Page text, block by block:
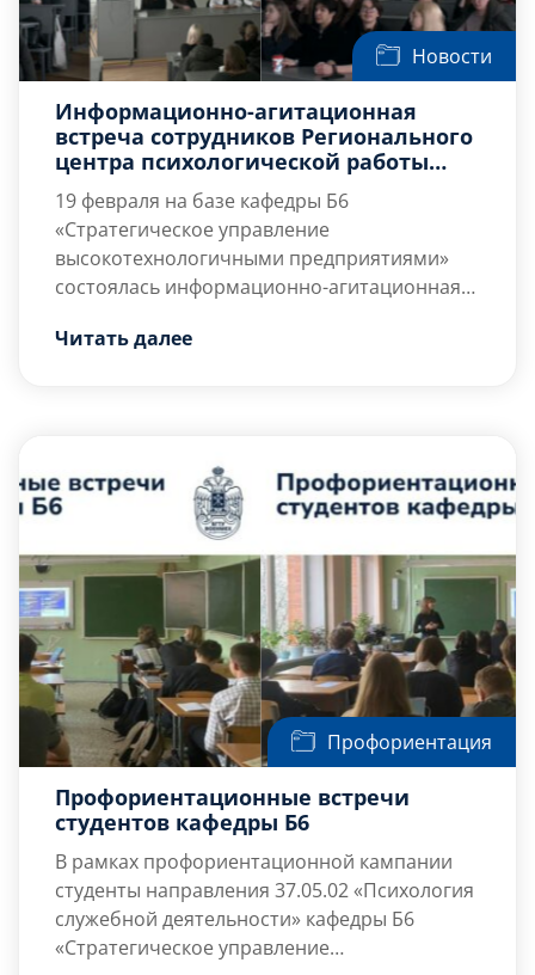
Новости
Информационно-агитационная
встреча сотрудников Регионального
центра психологической работы
Ленинградского военного округа со
студентами 3, 4 и 5 курсов
19 февраля на базе кафедры Б6
«Стратегическое управление
высокотехнологичными предприятиями»
состоялась информационно-агитационная
психологической работы Ленинградского
гуманитарного научного взвода
Департамента психологической работы
Министерства обороны Российской
Федерации.
— Кильдюшев Даниил Дмитриевич,
Читать далее
Профориентация
Профориентационные встречи
студентов кафедры Б6
В рамках профориентационной кампании
студенты направления 37.05.02 «Психология
служебной деятельности» кафедры Б6
«Стратегическое управление